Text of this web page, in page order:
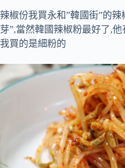
辣椒份我買永和”韓國街”的
芽”,當然韓國辣椒粉最好了,
我買的是細粉的